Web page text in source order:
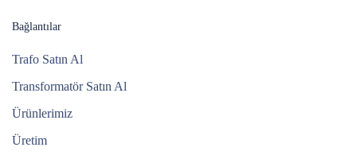
Bağlantılar
Trafo Satın Al
Transformatör Satın Al
Ürünlerimiz
Üretim